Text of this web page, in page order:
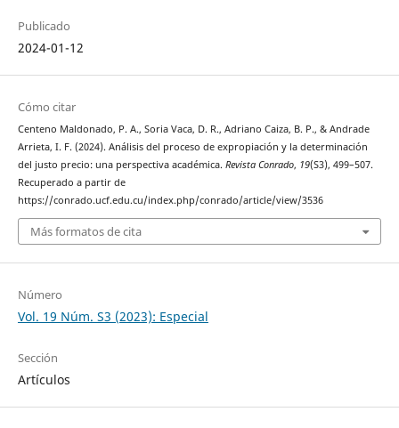
Publicado
2024-01-12
Cómo citar
Centeno Maldonado, P. A., Soria Vaca, D. R., Adriano Caiza, B. P., & Andrade
Arrieta, I. F. (2024). Análisis del proceso de expropiación y la determinación
del justo precio: una perspectiva académica. Revista Conrado, 19(S3), 499–507.
Recuperado a partir de
https://conrado.ucf.edu.cu/index.php/conrado/article/view/3536
Más formatos de cita
Número
Vol. 19 Núm. S3 (2023): Especial
Sección
Artículos